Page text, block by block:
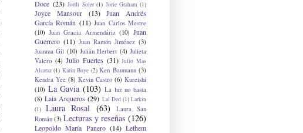
Doce (23) Jordi Soler (1) Jorie Graham (1)
Joyce Mansour (13)
Juan Andrés
García Román (11) Juan Carlos Mestre
(10) Juan Gracia Armendáriz (10) Juan
Guerrero (11) Juan Ramón Jiménez (3)
Juanma Gil (10) Julián Herbert (4) Julieta
Valero (4) Julio Fuertes (31) Julio Mas
Alcaraz (1) Karin Boye (2) Ken Baumann (3)
Kendra Yee (8) Kevin Castro (6) Kureishi
(10) La Gavia (103) La luz no basta
(8) Laia Arqueros (29) Lal Ded (1) Larkin
(1)
Laura Rosal (63)
Laura San
Román (3) Lecturas y reseñas (126)
Leopoldo María Panero (14) Lethem